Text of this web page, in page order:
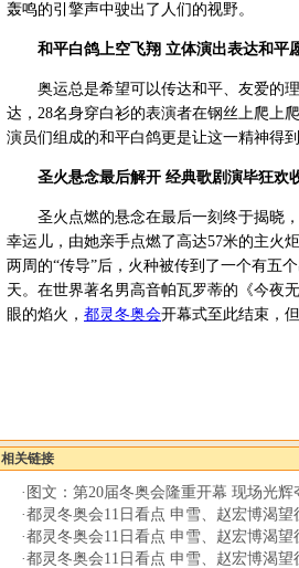
轰鸣的引擎声中驶出了人们的视野。
和平白鸽上空飞翔 立体演出表达和平
奥运总是希望可以传达和平、友爱的理
达，28名身穿白衫的表演者在钢丝上爬上
演员们组成的和平白鸽更是让这一精神得到
圣火悬念最后解开 经典歌剧演毕狂欢
圣火点燃的悬念在最后一刻终于揭晓，
幸运儿，由她亲手点燃了高达57米的主火
两周的“传导”后，火种被传到了一个有五
天。在世界著名男高音帕瓦罗蒂的《今夜
眼的焰火， 都灵冬奥会开幕式至此结束，
相关链接
· 图文：第20届冬奥会隆重开幕 现场光辉
·都灵冬奥会11日看点 申雪、赵宏博渴望
·都灵冬奥会11日看点 申雪、赵宏博渴望
·都灵冬奥会11日看点 申雪、赵宏博渴望